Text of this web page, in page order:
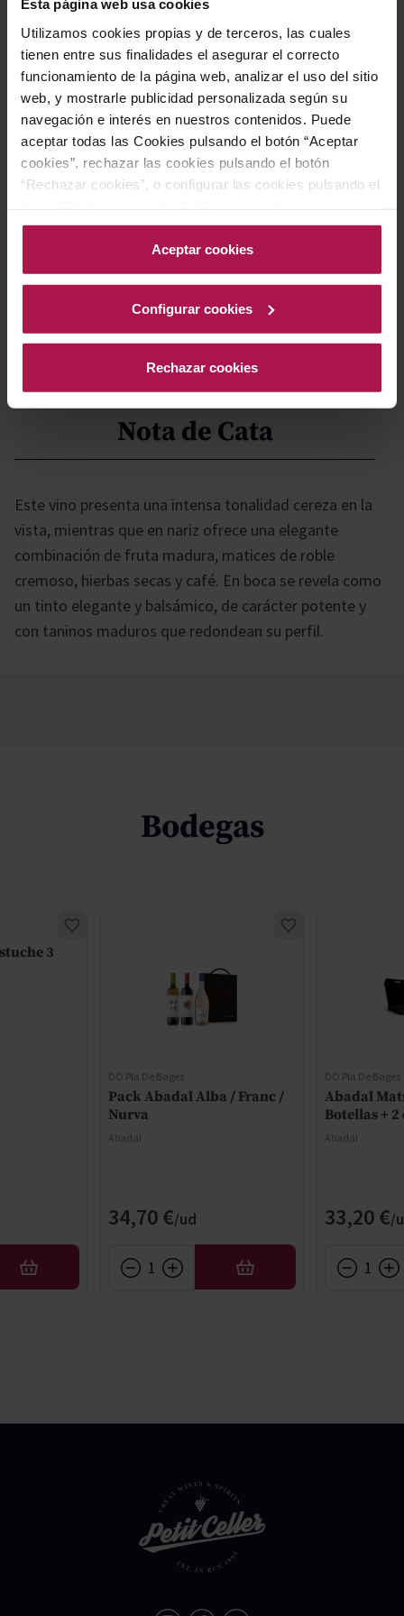
Esta página web usa cookies
Utilizamos cookies propias y de terceros, las cuales
tienen entre sus finalidades el asegurar el correcto
funcionamiento de la página web, analizar el uso del sitio
web, y mostrarle publicidad personalizada según su
navegación e interés en nuestros contenidos. Puede
aceptar todas las Cookies pulsando el botón “Aceptar
cookies”, rechazar las cookies pulsando el botón
“Rechazar cookies”, o configurar las cookies pulsando el
acceda a nuestra Política de Cookies.Para más
información acceda a nuestraPolítica de Cookies
Aceptar cookies
Configurar cookies
Rechazar cookies
denominación y en la singularidad de su terreno
calcáreo y arcilla roja. Este vino, de elegancia innata y
carácter distintivo, ofrece una sinfonía de frutas
envueltas en matices aromáticos y balsámicos, con un
toque mineral que define su identidad. La distinción de
Vino de Finca subraya su exclusividad, nacido de un
viñedo único con más de 35 años, donde suelo y clima
Gastronomía
Ideal para acompañar embutidos, legumbres, quesos
curados, carnes rojas y platos de caza.
Nota de Cata
Este vino presenta una intensa tonalidad cereza en la
vista, mientras que en nariz ofrece una elegante
combinación de fruta madura, matices de roble
cremoso, hierbas secas y café. En boca se revela como
un tinto elegante y balsámico, de carácter potente y
con taninos maduros que redondean su perfil.
Bodegas
3
AÑADIR
DO Pla De Bages
Pack Abadal Alba / Franc /
Nurva
Abadal
34,70 €
AÑADIR
DO Pla De Bages
Abadal
Botellas + 2
Abadal
33,20 €